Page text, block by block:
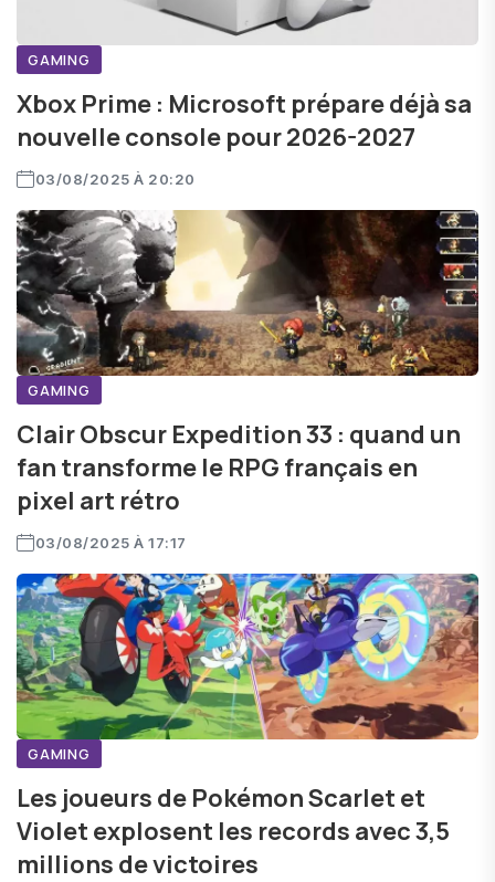
GAMING
Xbox Prime : Microsoft prépare déjà sa
nouvelle console pour 2026-2027
03/08/2025 À 20:20
GAMING
Clair Obscur Expedition 33 : quand un
fan transforme le RPG français en
pixel art rétro
03/08/2025 À 17:17
GAMING
Les joueurs de Pokémon Scarlet et
Violet explosent les records avec 3,5
millions de victoires